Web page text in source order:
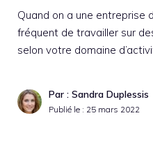
Quand on a une entreprise
fréquent de travailler sur
selon votre domaine
Par : Sandra Duplessis
Publié le : 25 mars 2022